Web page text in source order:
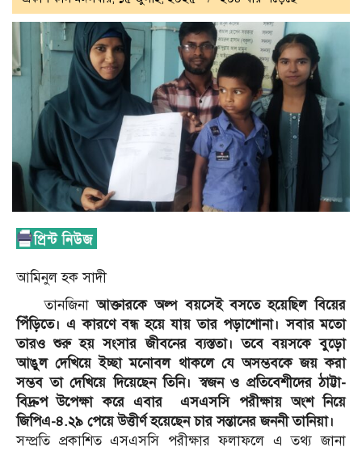
আমিনুল হক সাদী
তানজিনা আক্তারকে অল্প বয়সেই বসতে হয়েছিল বিয়ের
পিঁড়িতে। এ কারণে বন্ধ হয়ে যায় তার পড়াশোনা। সবার মতো
তারও শুরু হয় সংসার জীবনের ব্যস্ততা। তবে বয়সকে বুড়ো
আঙুল দেখিয়ে ইচ্ছা মনোবল থাকলে যে অসম্ভবকে জয় করা
সম্ভব তা দেখিয়ে দিয়েছেন তিনি। স্বজন ও প্রতিবেশীদের ঠাট্টা-
বিদ্রুপ উপেক্ষা করে এবার এসএসসি পরীক্ষায় অংশ নিয়ে
জিপিএ-৪.২৯ পেয়ে উত্তীর্ণ হয়েছেন চার সন্তানের জননী তানিয়া।
সম্প্রতি প্রকাশিত এসএসসি পরীক্ষার ফলাফলে এ তথ্য জানা